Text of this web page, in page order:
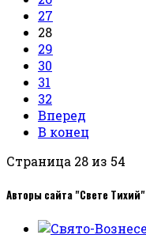
27
28
29
30
31
32
Вперед
В конец
Страница 28 из 54
Авторы сайта "Свете Тихий"